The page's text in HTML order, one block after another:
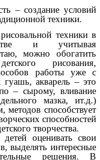
– создание условий
техники.
техники в
и учитывая
можно обогатить
рисования,
работы уже с
гуашь, акварель – это
– сырому, вливание
мазка, ит.д.)
способствует
способностей
творчества.
оценивать свои
выделять интересные
решения. В